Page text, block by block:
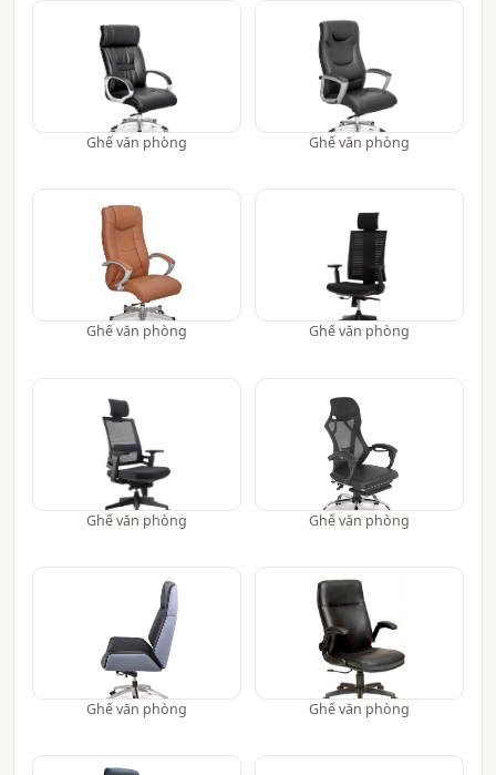
Ghế văn phòng Ghế văn phòng
Ghế văn phòng Ghế văn phòng
Ghế văn phòng Ghế văn phòng
Ghế văn phòng Ghế văn phòng